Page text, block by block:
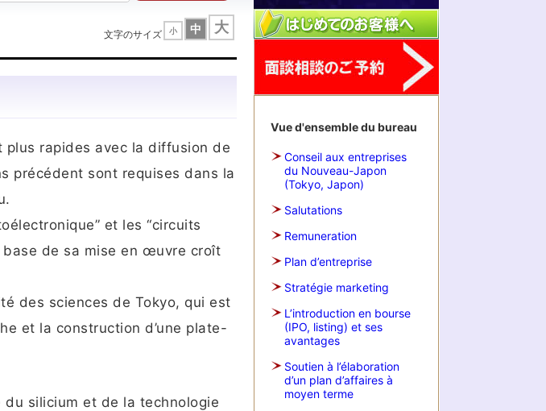
文字のサイズ 小 中 大
rapides avec la diffusion de
précédent sont requises dans la
et les “circuits
base de sa mise en œuvre croît
des sciences de Tokyo, qui est
et la construction d’une plate-
silicium et de la technologie
Vue d'ensemble du bureau
Conseil aux entreprises
du Nouveau-Japon
(Tokyo, Japon)
Salutations
Remuneration
Plan d’entreprise
Stratégie marketing
L’introduction en bourse
(IPO, listing) et ses
avantages
Soutien à l’élaboration
d’un plan d’affaires à
moyen terme